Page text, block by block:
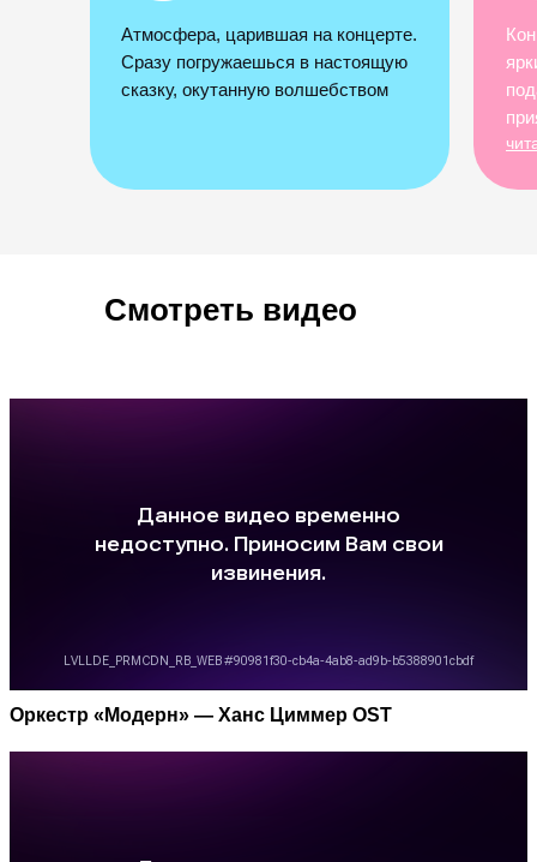
Атмосфера, царившая на концерте.
Сразу погружаешься в настоящую
сказку, окутанную волшебством
Смотреть видео
Оркестр «Модерн» — Ханс Циммер OST